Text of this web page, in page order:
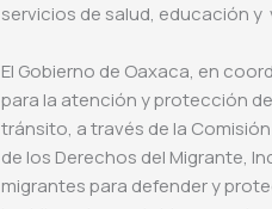
servicios de salud, educación
El Gobierno de Oaxaca, en
para la atención y protección
tránsito, a través de la
de los Derechos del Migrante,
migrantes para defender y